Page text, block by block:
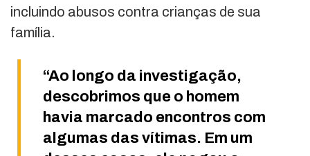
incluindo abusos contra crianças de sua
família.
“Ao longo da investigação,
descobrimos que o homem
havia marcado encontros com
algumas das vítimas. Em um